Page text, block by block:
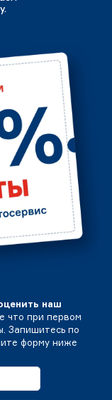
наш
что при первом
Запишитесь по
форму ниже